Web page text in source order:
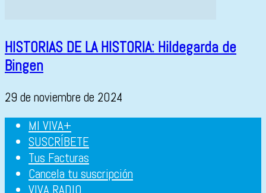
HISTORIAS DE LA HISTORIA: Hildegarda de
Bingen
29 de noviembre de 2024
MI VIVA+
SUSCRÍBETE
Tus Facturas
Cancela tu suscripción